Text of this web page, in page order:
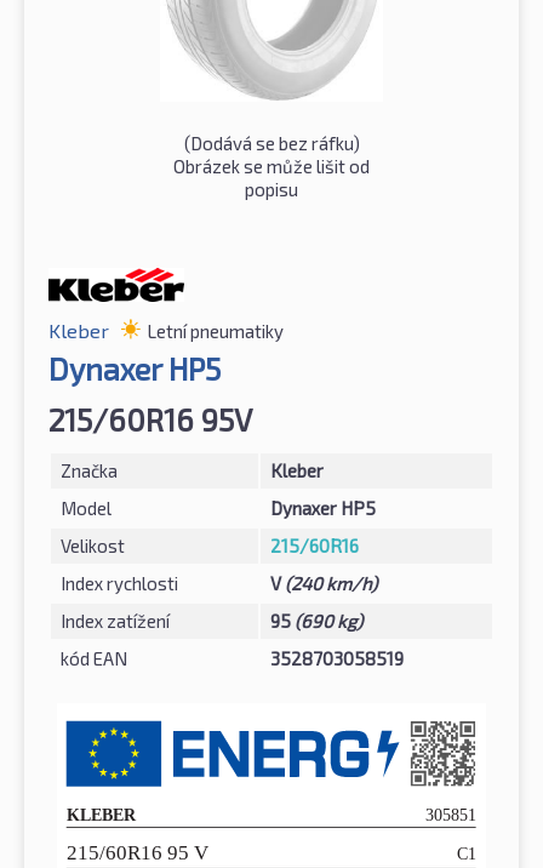
(Dodává se bez ráfku)
Obrázek se může lišit od
popisu
Kleber Letní pneumatiky
Dynaxer HP5
215/60R16 95V
Značka
Kleber
Model
Dynaxer HP5
Velikost
215/60R16
Index rychlosti
V(240 km/h)
Index zatížení
95 (690 kg)
kód EAN
3528703058519